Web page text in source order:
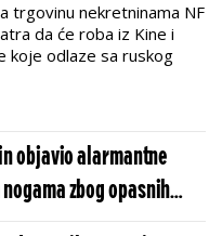
trgovinu nekretninama NF
da će roba iz Kine i
koje odlaze sa ruskog
objavio alarmantne
zbog opasnih
reagovati!